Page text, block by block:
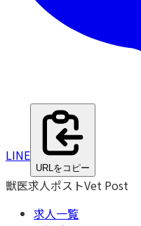
LINE
URLをコピー
獣医求人ポストVet Post
求人一覧